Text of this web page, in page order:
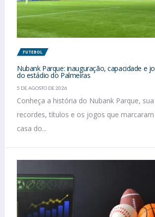
FUTEBOL
Nubank Parque: inauguração, capacidade e
do estádio do Palmeiras
5 DE AGOSTO DE 2026
Conheça a história do Nubank Parque,
recordes, títulos e os jogos que
casa do...